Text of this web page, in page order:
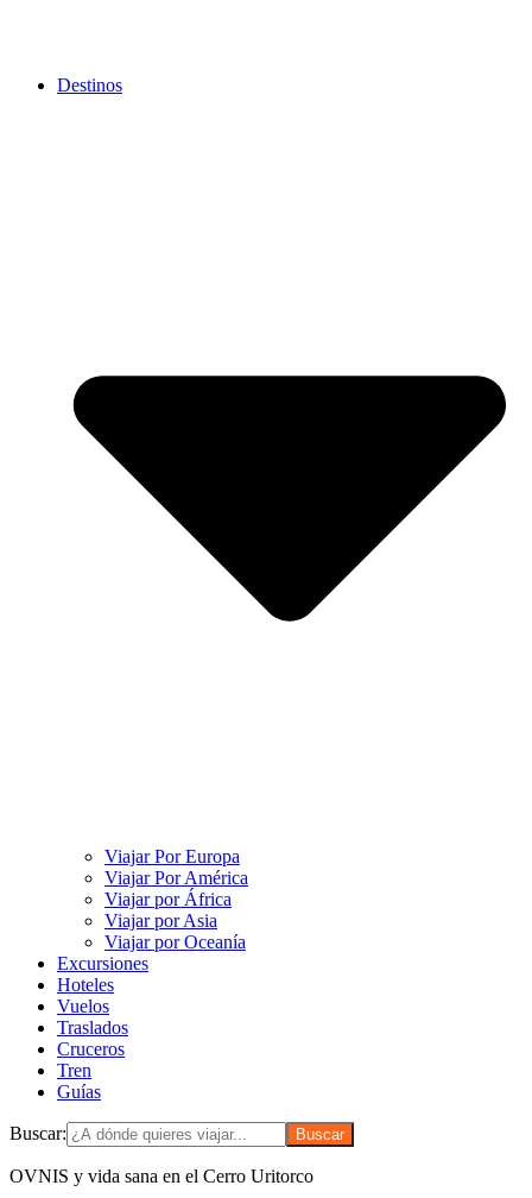
Destinos
Viajar Por Europa
Viajar Por América
Viajar por África
Viajar por Asia
Viajar por Oceanía
Excursiones
Hoteles
Vuelos
Traslados
Cruceros
Tren
Guías
Buscar:
OVNIS y vida sana en el Cerro Uritorco